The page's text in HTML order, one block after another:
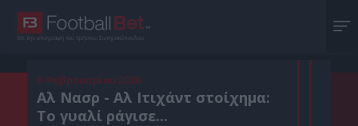
Με την υπογραφή του Χρήστου Σωτηρακόπουλου
6 Φεβρουαρίου 2026
Αλ Νασρ - Αλ Ιτιχάντ στοίχημα:
Το γυαλί ράγισε...